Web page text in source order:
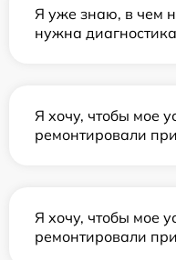
Я уже знаю, в чем
нужна
Я хочу, чтобы мое
ремонтировали
Я хочу, чтобы мое
ремонтировали